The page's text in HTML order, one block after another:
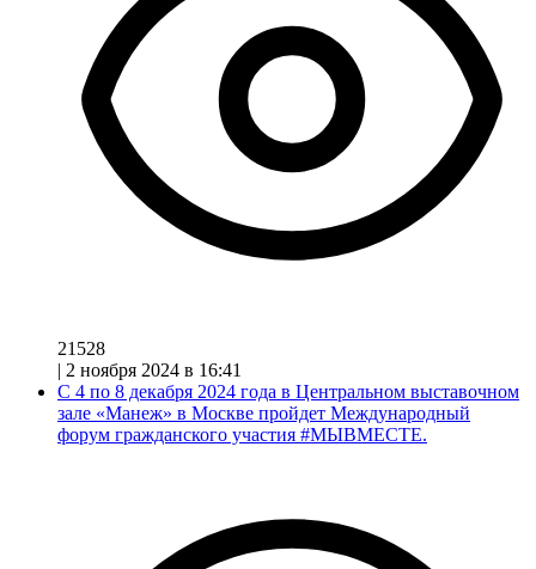
21528
| 2 ноября 2024 в 16:41
С 4 по 8 декабря 2024 года в Центральном выставочном
зале «Манеж» в Москве пройдет Международный
форум гражданского участия #МЫВМЕСТЕ.